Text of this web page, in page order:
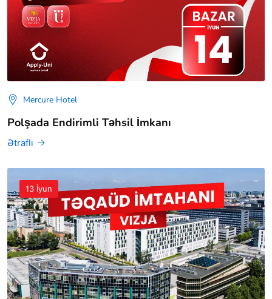
Mercure Hotel
Polşada Endirimli Təhsil İmkanı
Ətraflı
13 İyun